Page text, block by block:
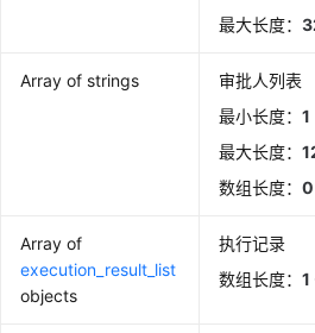
最大长度：
Array of strings
审批人列表
最小长度：1
最大长度：
数组长度：
Array of
execution_result_list
objects
执行记录
数组长度：